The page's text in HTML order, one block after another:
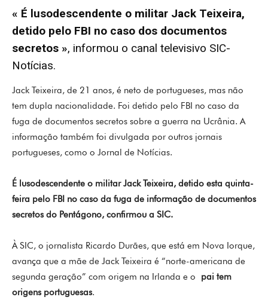
« É lusodescendente o militar Jack Teixeira,
detido pelo FBI no caso dos documentos
secretos », informou o canal televisivo SIC-
Notícias.
Jack Teixeira, de 21 anos, é neto de portugueses, mas não
tem dupla nacionalidade. Foi detido pelo FBI no caso da
fuga de documentos secretos sobre a guerra na Ucrânia. A
informação também foi divulgada por outros jornais
portugueses, como o Jornal de Notícias.
É lusodescendente o militar Jack Teixeira, detido esta quinta-
feira pelo FBI no caso da fuga de informação de documentos
secretos do Pentágono, confirmou a SIC.
À SIC, o jornalista Ricardo Durães, que está em Nova Iorque,
avança que a mãe de Jack Teixeira é “norte-americana de
segunda geração” com origem na Irlanda e o pai tem
origens portuguesas.